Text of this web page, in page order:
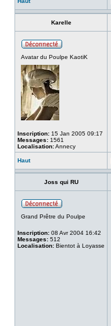
Karelle
Avatar du Poulpe KaotiK
Inscription: 15 Jan 2005 09:17
Messages: 1561
Localisation:Annecy
Haut
Joss qui RU
Grand Prêtre du Poulpe
Inscription: 08 Avr 2004 16:42
Messages: 512
Localisation: Bientot à Loyasse